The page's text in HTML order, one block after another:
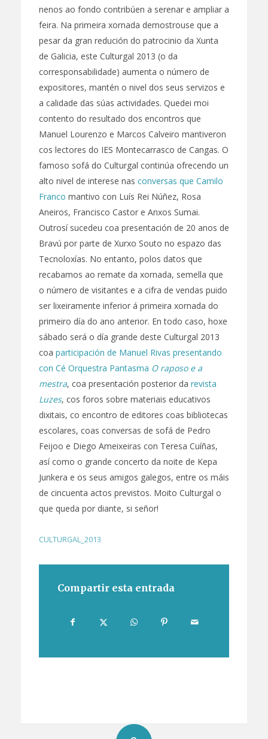
nenos ao fondo contribúen a serenar e ampliar a
feira. Na primeira xornada demostrouse que a
pesar da gran redución do patrocinio da Xunta
de Galicia, este Culturgal 2013 (o da
corresponsabilidade) aumenta o número de
expositores, mantén o nivel dos seus servizos e
a calidade das súas actividades. Quedei moi
contento do resultado dos encontros que
Manuel Lourenzo e Marcos Calveiro mantiveron
cos lectores do IES Montecarrasco de Cangas. O
famoso sofá do Culturgal continúa ofrecendo un
alto nivel de interese nas conversas que Camilo
Franco mantivo con Luís Rei Núñez, Rosa
Aneiros, Francisco Castor e Anxos Sumai.
Outrosí sucedeu coa presentación de 20 anos de
Bravú por parte de Xurxo Souto no espazo das
Tecnoloxías. No entanto, polos datos que
recabamos ao remate da xornada, semella que
o número de visitantes e a cifra de vendas puido
ser lixeiramente inferior á primeira xornada do
primeiro día do ano anterior. En todo caso, hoxe
sábado será o día grande deste Culturgal 2013
coa participación de Manuel Rivas presentando
con Cé Orquestra Pantasma O raposo e a
mestra, coa presentación posterior da revista
Luzes, cos foros sobre materiais educativos
dixitais, co encontro de editores coas bibliotecas
escolares, coas conversas de sofá de Pedro
Feijoo e Diego Ameixeiras con Teresa Cuíñas,
así como o grande concerto da noite de Kepa
Junkera e os seus amigos galegos, entre os máis
de cincuenta actos previstos. Moito Culturgal o
que queda por diante, si señor!
CULTURGAL_2013
Compartir esta entrada